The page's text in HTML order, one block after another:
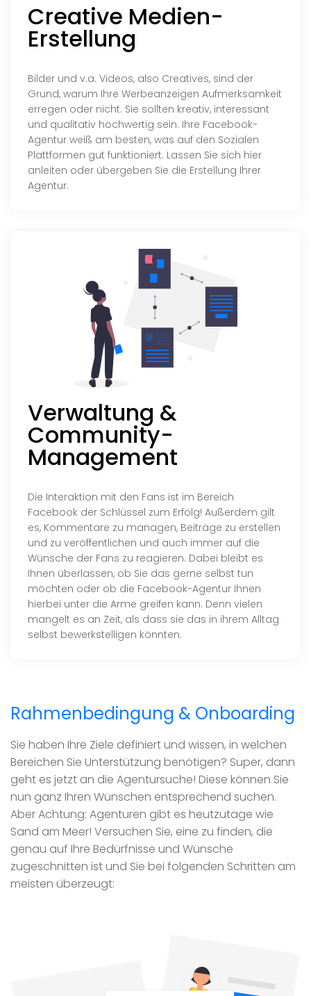
Creative Medien-
Erstellung
Bilder und v.a. Videos, also Creatives, sind der
Grund, warum Ihre Werbeanzeigen Aufmerksamkeit
erregen oder nicht. Sie sollten kreativ, interessant
und qualitativ hochwertig sein. Ihre Facebook-
Agentur weiß am besten, was auf den Sozialen
Plattformen gut funktioniert. Lassen Sie sich hier
anleiten oder übergeben Sie die Erstellung Ihrer
Agentur.
Verwaltung &
Community-
Management
Die Interaktion mit den Fans ist im Bereich
Facebook der Schlüssel zum Erfolg! Außerdem gilt
es, Kommentare zu managen, Beiträge zu erstellen
und zu veröffentlichen und auch immer auf die
Wünsche der Fans zu reagieren. Dabei bleibt es
Ihnen überlassen, ob Sie das gerne selbst tun
möchten oder ob die Facebook-Agentur Ihnen
hierbei unter die Arme greifen kann. Denn vielen
mangelt es an Zeit, als dass sie das in ihrem Alltag
selbst bewerkstelligen könnten.
Rahmenbedingung & Onboarding
Sie haben Ihre Ziele definiert und wissen, in welchen
Bereichen Sie Unterstützung benötigen? Super, dann
geht es jetzt an die Agentursuche! Diese können Sie
nun ganz Ihren Wünschen entsprechend suchen.
Aber Achtung: Agenturen gibt es heutzutage wie
Sand am Meer! Versuchen Sie, eine zu finden, die
genau auf Ihre Bedürfnisse und Wünsche
zugeschnitten ist und Sie bei folgenden Schritten am
meisten überzeugt: